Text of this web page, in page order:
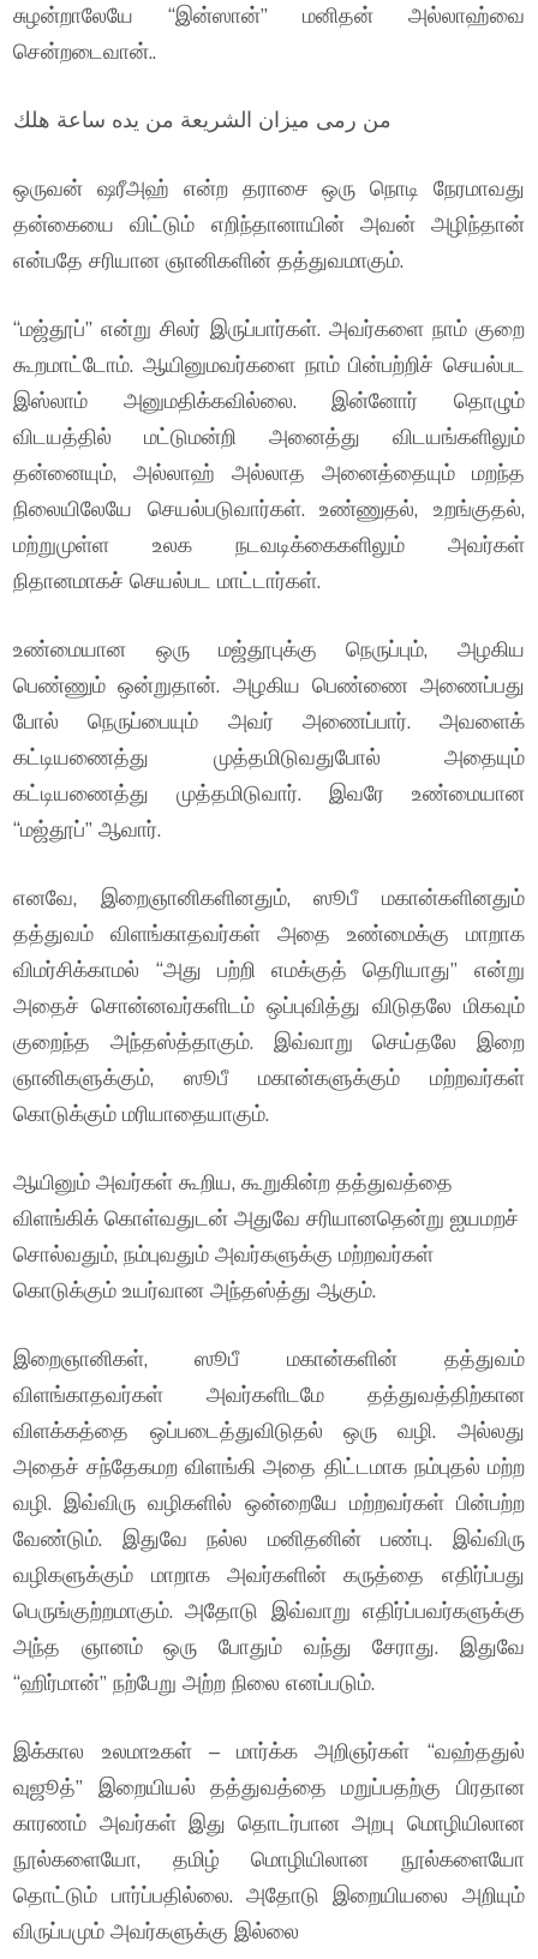
சுழன்றாலேயே “இன்ஸான்” மனிதன் அல்லாஹ்வை
சென்றடைவான்..
من رمى ميزان الشريعة من يده ساعة هلك
ஒருவன் ஷரீஅஹ் என்ற தராசை ஒரு நொடி நேரமாவது
தன்கையை விட்டும் எறிந்தானாயின் அவன் அழிந்தான்
என்பதே சரியான ஞானிகளின் தத்துவமாகும்.
“மஜ்தூப்” என்று சிலர் இருப்பார்கள். அவர்களை நாம் குறை
கூறமாட்டோம். ஆயினுமவர்களை நாம் பின்பற்றிச் செயல்பட
இஸ்லாம் அனுமதிக்கவில்லை. இன்னோர் தொழும்
விடயத்தில் மட்டுமன்றி அனைத்து விடயங்களிலும்
தன்னையும், அல்லாஹ் அல்லாத அனைத்தையும் மறந்த
நிலையிலேயே செயல்படுவார்கள். உண்ணுதல், உறங்குதல்,
மற்றுமுள்ள உலக நடவடிக்கைகளிலும் அவர்கள்
நிதானமாகச் செயல்பட மாட்டார்கள்.
உண்மையான ஒரு மஜ்தூபுக்கு நெருப்பும், அழகிய
பெண்ணும் ஒன்றுதான். அழகிய பெண்ணை அணைப்பது
போல் நெருப்பையும் அவர் அணைப்பார். அவளைக்
கட்டியணைத்து முத்தமிடுவதுபோல் அதையும்
கட்டியணைத்து முத்தமிடுவார். இவரே உண்மையான
“மஜ்தூப்” ஆவார்.
எனவே, இறைஞானிகளினதும், ஸூபீ மகான்களினதும்
தத்துவம் விளங்காதவர்கள் அதை உண்மைக்கு மாறாக
விமர்சிக்காமல் “அது பற்றி எமக்குத் தெரியாது” என்று
அதைச் சொன்னவர்களிடம் ஒப்புவித்து விடுதலே மிகவும்
குறைந்த அந்தஸ்த்தாகும். இவ்வாறு செய்தலே இறை
ஞானிகளுக்கும், ஸூபீ மகான்களுக்கும் மற்றவர்கள்
கொடுக்கும் மரியாதையாகும்.
ஆயினும் அவர்கள் கூறிய, கூறுகின்ற தத்துவத்தை
விளங்கிக் கொள்வதுடன் அதுவே சரியானதென்று ஐயமறச்
சொல்வதும், நம்புவதும் அவர்களுக்கு மற்றவர்கள்
கொடுக்கும் உயர்வான அந்தஸ்த்து ஆகும்.
இறைஞானிகள், ஸூபீ மகான்களின் தத்துவம்
விளங்காதவர்கள் அவர்களிடமே தத்துவத்திற்கான
விளக்கத்தை ஒப்படைத்துவிடுதல் ஒரு வழி. அல்லது
அதைச் சந்தேகமற விளங்கி அதை திட்டமாக நம்புதல் மற்ற
வழி. இவ்விரு வழிகளில் ஒன்றையே மற்றவர்கள் பின்பற்ற
வேண்டும். இதுவே நல்ல மனிதனின் பண்பு. இவ்விரு
வழிகளுக்கும் மாறாக அவர்களின் கருத்தை எதிர்ப்பது
பெருங்குற்றமாகும். அதோடு இவ்வாறு எதிர்ப்பவர்களுக்கு
அந்த ஞானம் ஒரு போதும் வந்து சேராது. இதுவே
“ஹிர்மான்” நற்பேறு அற்ற நிலை எனப்படும்.
இக்கால உலமாஉகள் – மார்க்க அறிஞர்கள் “வஹ்ததுல்
வுஜூத்” இறையியல் தத்துவத்தை மறுப்பதற்கு பிரதான
காரணம் அவர்கள் இது தொடர்பான அறபு மொழியிலான
நூல்களையோ, தமிழ் மொழியிலான நூல்களையோ
தொட்டும் பார்ப்பதில்லை. அதோடு இறையியலை அறியும்
விருப்பமும் அவர்களுக்கு இல்லை